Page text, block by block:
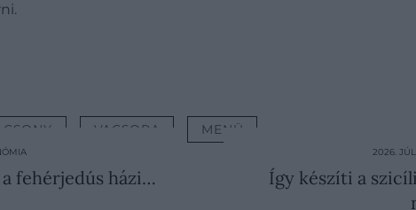
VACSORA MENÜ
fehérjedús házi…
2026.
Így készíti a